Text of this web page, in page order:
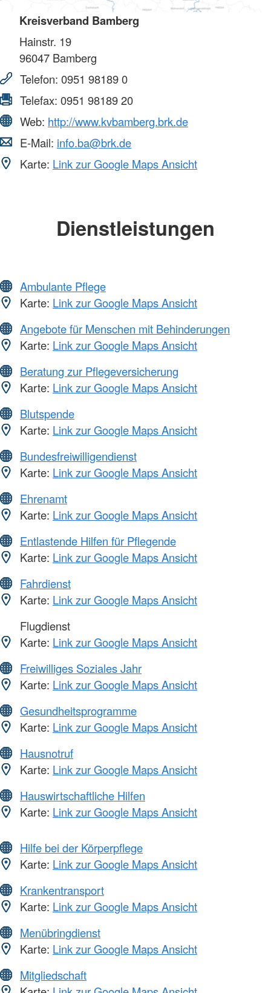
Kreisverband Bamberg
Hainstr. 19
96047 Bamberg
Telefon: 0951 98189 0
Telefax: 0951 98189 20
Web: http://www.kvbamberg.brk.de
E-Mail: info.ba@brk.de
Karte: Link zur Google Maps Ansicht
Dienstleistungen
Ambulante Pflege
Karte: Link zur Google Maps Ansicht
Angebote für Menschen mit Behinderungen
Karte: Link zur Google Maps Ansicht
Beratung zur Pflegeversicherung
Karte: Link zur Google Maps Ansicht
Blutspende
Karte: Link zur Google Maps Ansicht
Bundesfreiwilligendienst
Karte: Link zur Google Maps Ansicht
Ehrenamt
Karte: Link zur Google Maps Ansicht
Entlastende Hilfen für Pflegende
Karte: Link zur Google Maps Ansicht
Fahrdienst
Karte: Link zur Google Maps Ansicht
Flugdienst
Karte: Link zur Google Maps Ansicht
Freiwilliges Soziales Jahr
Karte: Link zur Google Maps Ansicht
Gesundheitsprogramme
Karte: Link zur Google Maps Ansicht
Hausnotruf
Karte: Link zur Google Maps Ansicht
Hauswirtschaftliche Hilfen
Karte: Link zur Google Maps Ansicht
Hilfe bei der Körperpflege
Karte: Link zur Google Maps Ansicht
Krankentransport
Karte: Link zur Google Maps Ansicht
Menübringdienst
Karte: Link zur Google Maps Ansicht
Mitgliedschaft